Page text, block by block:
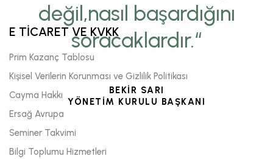
değil,nasıl başardığını
soracaklardır.“
BEKİR SARI
YÖNETİM KURULU BAŞKANI
E TİCARET VE KVKK
Prim Kazanç Tablosu
Kişisel Verilerin Korunması ve Gizlilik Politikası
Cayma Hakkı
Ersağ Avrupa
Seminer Takvimi
Bilgi Toplumu Hizmetleri